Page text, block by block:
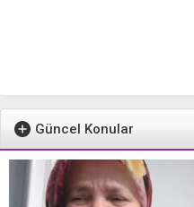
Güncel Konular